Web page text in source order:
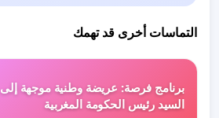
التماسات أخرى قد تهمك
برنامج فرصة: عريضة وطنية موجهة إلى
السيد رئيس الحكومة المغربية